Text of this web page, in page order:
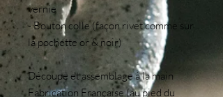
vernie
- Bouton colle (façon rivet comme sur
la pochette or & noir)
Découpe et assemblage à la main
Fabrication Française (au pied du